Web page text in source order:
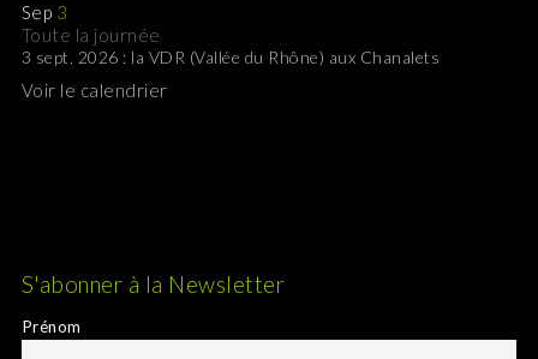
Sep 3
Toute la journée
3 sept. 2026 : la VDR (Vallée du Rhône) aux Chanalets
Voir le calendrier
S'abonner à la Newsletter
Prénom